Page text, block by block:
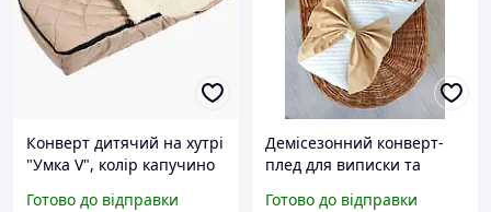
Конверт дитячий на хутрі
"Умка V", колір капучино
Готово до відправки
Демісезонний конверт-
плед для виписки та
Готово до відправки